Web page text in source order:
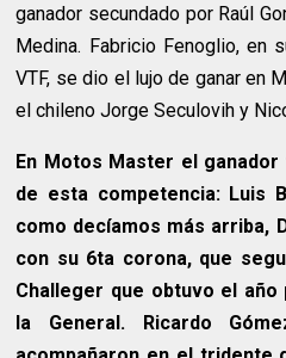
ganador secundado por Raúl
Medina. Fabricio Fenoglio, en
VTF, se dio el lujo de ganar en
el chileno Jorge Seculovih y
En Motos Master el
de esta competencia: Luis
como decíamos más arriba,
con su 6ta corona, que
Challeger que obtuvo el año
la General. Ricardo